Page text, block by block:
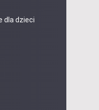
dla dzieci